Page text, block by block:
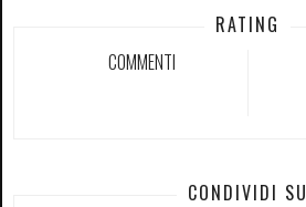
RATING
COMMENTI
CONDIVIDI SU